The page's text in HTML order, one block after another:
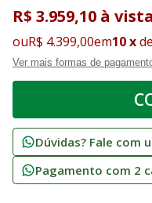
R$ 3.959,10 à vista
ouR$ 4.399,00em10xde
Ver mais formas de
Dúvidas? Fale com
Pagamento com 2